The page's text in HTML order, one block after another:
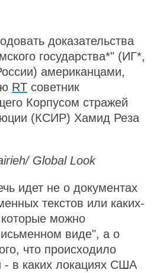
доказательства
государства*" (ИГ*,
американцами,
RT советник
Корпусом стражей
(КСИР) Хамид Реза
Global Look
идет не о документах
текстов или каких-
которые можно
виде", а о
что происходило
- в каких локациях США